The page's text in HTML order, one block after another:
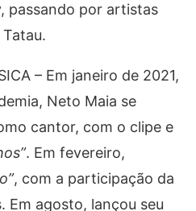
passando por artistas
– Em janeiro de 2021,
Neto Maia se
cantor, com o clipe e
. Em fevereiro,
, com a participação da
Em agosto, lançou seu